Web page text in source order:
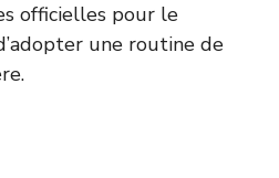
officielles pour le
une routine de